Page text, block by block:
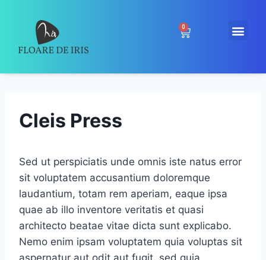
0
Cleis Press
Sed ut perspiciatis unde omnis iste natus error
sit voluptatem accusantium doloremque
laudantium, totam rem aperiam, eaque ipsa
quae ab illo inventore veritatis et quasi
architecto beatae vitae dicta sunt explicabo.
Nemo enim ipsam voluptatem quia voluptas sit
aspernatur aut odit aut fugit, sed quia